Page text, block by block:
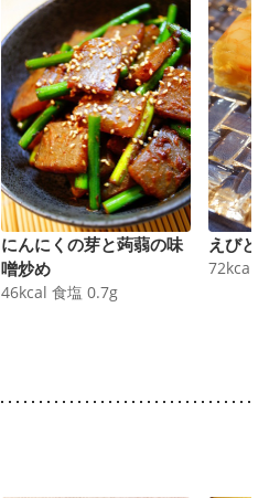
にんにくの芽と蒟蒻の味
噌炒め
46kcal 食塩 0.7g
えびと
72kcal